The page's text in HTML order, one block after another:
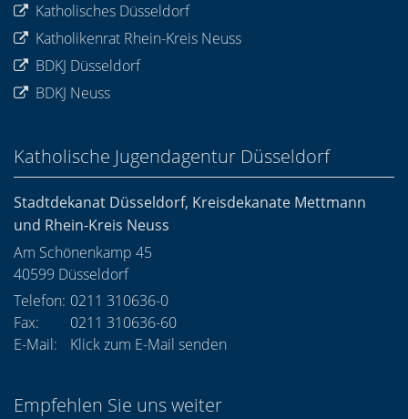
Katholisches Düsseldorf
Katholikenrat Rhein-Kreis Neuss
BDKJ Düsseldorf
BDKJ Neuss
Katholische Jugendagentur Düsseldorf
Stadtdekanat Düsseldorf, Kreisdekanate Mettmann
und Rhein-Kreis Neuss
Am Schönenkamp 45
40599 Düsseldorf
Telefon: 0211 310636-0
Fax:
0211 310636-60
E-Mail:
Klick zum E-Mail senden
Empfehlen Sie uns weiter